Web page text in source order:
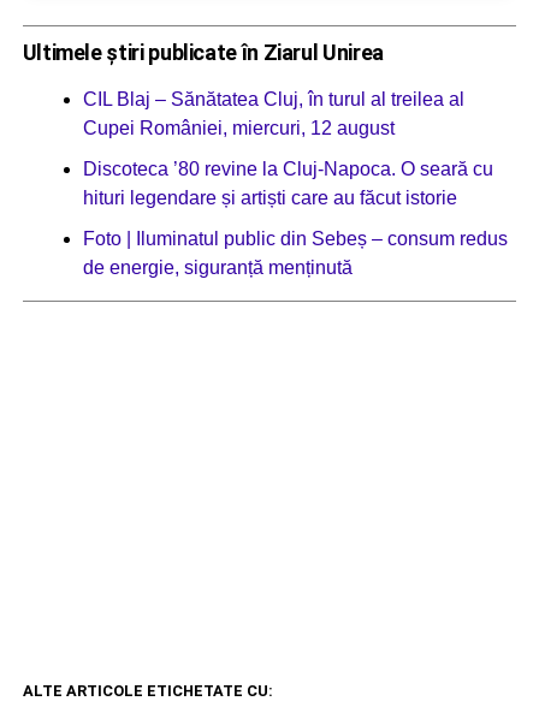
Ultimele știri publicate în Ziarul Unirea
CIL Blaj – Sănătatea Cluj, în turul al treilea al
Cupei României, miercuri, 12 august
Discoteca ’80 revine la Cluj-Napoca. O seară cu
hituri legendare și artiști care au făcut istorie
Foto | Iluminatul public din Sebeș – consum redus
de energie, siguranță menținută
ALTE ARTICOLE ETICHETATE CU: